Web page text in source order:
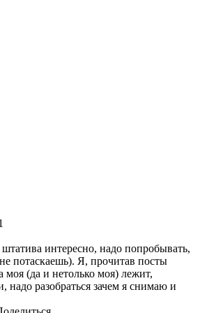
интересно, надо попробывать,
потаскаешь). Я, прочитав посты
моя (да и нетолько моя) лежит,
надо разобраться зачем я снимаю и